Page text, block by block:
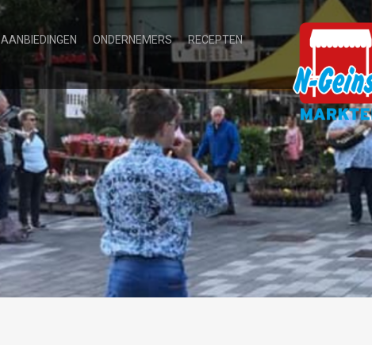
AANBIEDINGEN ONDERNEMERS RECEPTEN